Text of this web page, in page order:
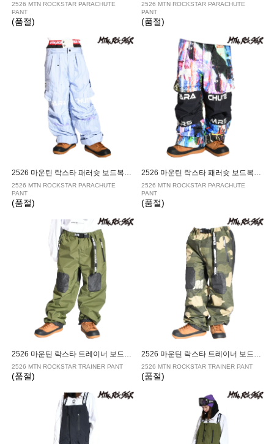
2526 MTN ROCKSTAR PARACHUTE
PANT
(품절)
2526 MTN ROCKSTAR PARACHUTE
PANT
(품절)
2526 마운틴 락스타 패러슛 보드복 팬츠 STRIPE
2526 MTN ROCKSTAR PARACHUTE
PANT
(품절)
2526 마운틴 락스타 패러슛 보드복 팬츠 WALL
2526 MTN ROCKSTAR PARACHUTE
PANT
(품절)
2526 마운틴 락스타 트레이너 보드복 팬츠 CHIVE
2526 MTN ROCKSTAR TRAINER PANT
(품절)
2526 마운틴 락스타 트레이너 보드복 팬츠 CLOUD CAMO
2526 MTN ROCKSTAR TRAINER PANT
(품절)